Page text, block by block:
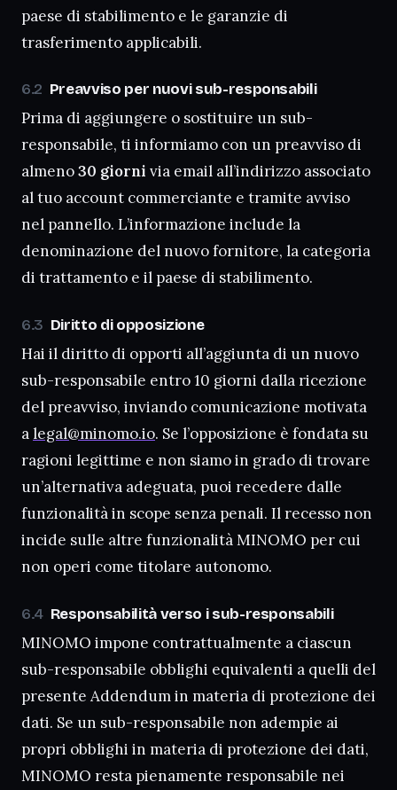
paese di stabilimento e le garanzie di
trasferimento applicabili.
Preavviso per nuovi sub-responsabili
Prima di aggiungere o sostituire un sub-
responsabile, ti informiamo con un preavviso di
almeno30 giorni via email all’indirizzo associato
al tuo account commerciante e tramite avviso
nel pannello. L’informazione include la
denominazione del nuovo fornitore, la categoria
di trattamento e il paese di stabilimento.
Diritto di opposizione
Hai il diritto di opporti all’aggiunta di un nuovo
sub-responsabile entro 10 giorni dalla ricezione
del preavviso, inviando comunicazione motivata
alegal@minomo.io. Se l’opposizione è fondata su
ragioni legittime e non siamo in grado di trovare
un’alternativa adeguata, puoi recedere dalle
funzionalità in scope senza penali. Il recesso non
incide sulle altre funzionalità MINOMO per cui
non operi come titolare autonomo.
Responsabilità verso i sub-responsabili
MINOMO impone contrattualmente a ciascun
sub-responsabile obblighi equivalenti a quelli del
presente Addendum in materia di protezione dei
dati. Se un sub-responsabile non adempie ai
propri obblighi in materia di protezione dei dati,
MINOMO resta pienamente responsabile nei